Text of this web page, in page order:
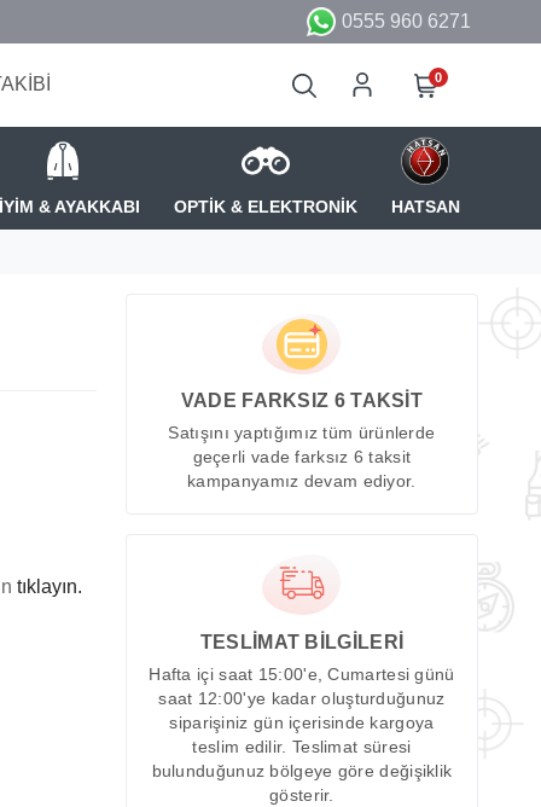
0555 960 6271
0
& AYAKKABI OPTİK & ELEKTRONİK HATSAN
tıklayın.
VADE FARKSIZ 6 TAKSİT
Satışını yaptığımız tüm ürünlerde
geçerli vade farksız 6 taksit
kampanyamız devam ediyor.
TESLİMAT BİLGİLERİ
Hafta içi saat 15:00'e, Cumartesi günü
saat 12:00'ye kadar oluşturduğunuz
siparişiniz gün içerisinde kargoya
teslim edilir. Teslimat süresi
bulunduğunuz bölgeye göre değişiklik
gösterir.